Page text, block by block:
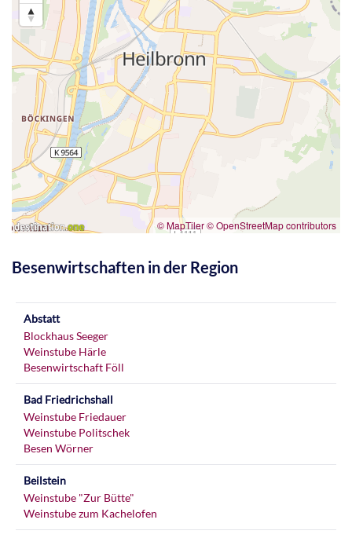
© MapTiler© OpenStreetMap contributors
Besenwirtschaften in der Region
Abstatt
Blockhaus Seeger
Weinstube Härle
Besenwirtschaft Föll
Bad Friedrichshall
Weinstube Friedauer
Weinstube Politschek
Besen Wörner
Beilstein
Weinstube "Zur Bütte"
Weinstube zum Kachelofen